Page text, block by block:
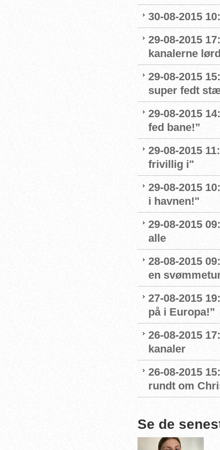
30-08-2015
29-08-2015
kanalerne
29-08-2015
super fedt
29-08-2015
fed bane!”
29-08-2015
frivillig i"
29-08-2015
i havnen!"
29-08-2015
alle
28-08-2015
en
27-08-2015
på i Europa!”
26-08-2015
kanaler
26-08-2015
rundt om
Se de